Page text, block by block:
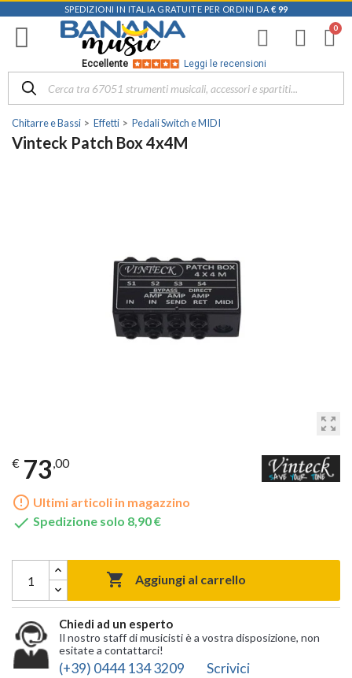
SPEDIZIONI IN ITALIA GRATUITE PER ORDINI DA € 99
Eccellente Leggi le recensioni
Chitarre e Bassi Effetti Pedali Switch e MIDI
Vinteck Patch Box 4x4M
zoom_out_map
€ 73,00
error_outline Ultimi articoli in magazzino
 Spedizione solo 8,90 €
 Aggiungi al carrello
Chiedi ad un esperto
Il nostro staff di musicisti è a vostra disposizione, non
esitate a contattarci!
(+39) 0444 134 3209 Scrivici